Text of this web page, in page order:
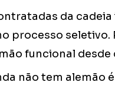
da
processo
funcional desde
não tem alemão